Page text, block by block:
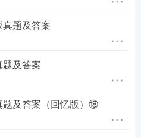
真题及答案
题及答案
题及答案（回忆版）⑱